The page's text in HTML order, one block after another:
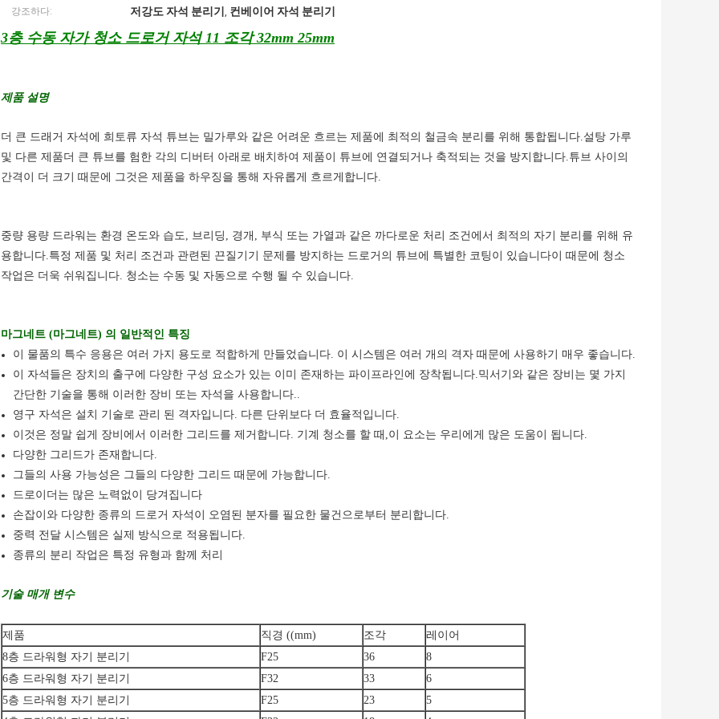
강조하다: 저강도 자석 분리기 , 컨베이어 자석 분리기
3층 수동 자가 청소 드로거 자석 11 조각 32mm 25mm
제품 설명
더 큰 드래거 자석에 희토류 자석 튜브는 밀가루와 같은 어려운 흐르는 제품에 최적의 철금속 분리를 위해 통합됩니다.설탕 가루
및 다른 제품더 큰 튜브를 험한 각의 디버터 아래로 배치하여 제품이 튜브에 연결되거나 축적되는 것을 방지합니다.튜브 사이의
간격이 더 크기 때문에 그것은 제품을 하우징을 통해 자유롭게 흐르게합니다.
중량 용량 드라워는 환경 온도와 습도, 브리딩, 경개, 부식 또는 가열과 같은 까다로운 처리 조건에서 최적의 자기 분리를 위해 유
용합니다.특정 제품 및 처리 조건과 관련된 끈질기기 문제를 방지하는 드로거의 튜브에 특별한 코팅이 있습니다이 때문에 청소
작업은 더욱 쉬워집니다. 청소는 수동 및 자동으로 수행 될 수 있습니다.
마그네트 (마그네트) 의 일반적인 특징
이 물품의 특수 응용은 여러 가지 용도로 적합하게 만들었습니다. 이 시스템은 여러 개의 격자 때문에 사용하기 매우 좋습니다.
이 자석들은 장치의 출구에 다양한 구성 요소가 있는 이미 존재하는 파이프라인에 장착됩니다.믹서기와 같은 장비는 몇 가지
간단한 기술을 통해 이러한 장비 또는 자석을 사용합니다..
영구 자석은 설치 기술로 관리 된 격자입니다. 다른 단위보다 더 효율적입니다.
이것은 정말 쉽게 장비에서 이러한 그리드를 제거합니다. 기계 청소를 할 때,이 요소는 우리에게 많은 도움이 됩니다.
다양한 그리드가 존재합니다.
그들의 사용 가능성은 그들의 다양한 그리드 때문에 가능합니다.
드로이더는 많은 노력없이 당겨집니다
손잡이와 다양한 종류의 드로거 자석이 오염된 분자를 필요한 물건으로부터 분리합니다.
중력 전달 시스템은 실제 방식으로 적용됩니다.
종류의 분리 작업은 특정 유형과 함께 처리
기술 매개 변수
제품 직경 ((mm) 조각
레이어
8층 드라워형 자기 분리기
F25 36
8
6층 드라워형 자기 분리기
F32 33
6
5층 드라워형 자기 분리기
F25 23
5